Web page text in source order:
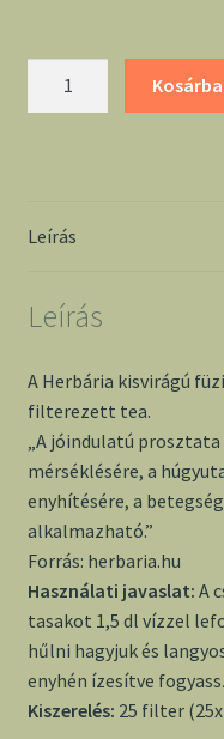
Leírás
Leírás
A Herbária kisvirágú
filterezett tea.
„A jóindulatú
mérséklésére, a
enyhítésére, a
alkalmazható.”
Forrás: herbaria.hu
Használati javaslat: A
tasakot 1,5 dl vízzel
hűlni hagyjuk és
enyhén ízesítve
Kiszerelés: 25 filter